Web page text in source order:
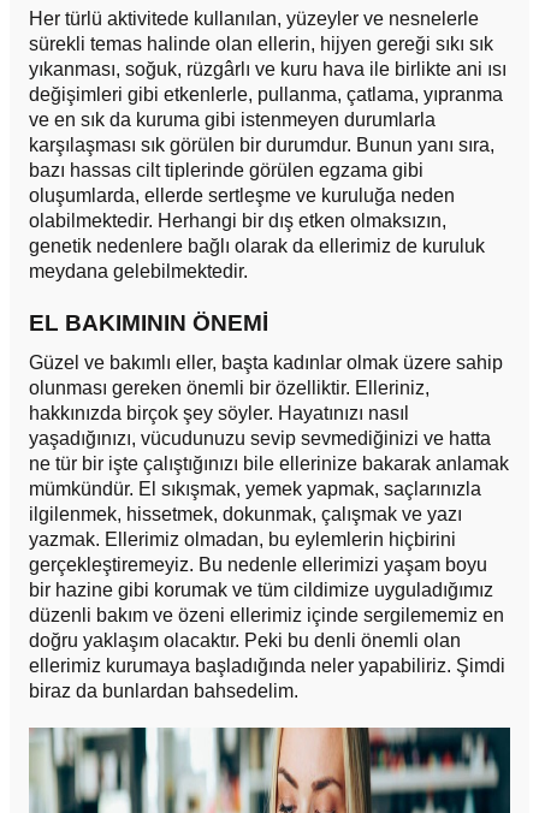
Her türlü aktivitede kullanılan, yüzeyler ve nesnelerle
sürekli temas halinde olan ellerin, hijyen gereği sıkı sık
yıkanması, soğuk, rüzgârlı ve kuru hava ile birlikte ani ısı
değişimleri gibi etkenlerle, pullanma, çatlama, yıpranma
ve en sık da kuruma gibi istenmeyen durumlarla
karşılaşması sık görülen bir durumdur. Bunun yanı sıra,
bazı hassas cilt tiplerinde görülen egzama gibi
oluşumlarda, ellerde sertleşme ve kuruluğa neden
olabilmektedir. Herhangi bir dış etken olmaksızın,
genetik nedenlere bağlı olarak da ellerimiz de kuruluk
meydana gelebilmektedir.
EL BAKIMININ ÖNEMİ
Güzel ve bakımlı eller, başta kadınlar olmak üzere sahip
olunması gereken önemli bir özelliktir. Elleriniz,
hakkınızda birçok şey söyler. Hayatınızı nasıl
yaşadığınızı, vücudunuzu sevip sevmediğinizi ve hatta
ne tür bir işte çalıştığınızı bile ellerinize bakarak anlamak
mümkündür. El sıkışmak, yemek yapmak, saçlarınızla
ilgilenmek, hissetmek, dokunmak, çalışmak ve yazı
yazmak. Ellerimiz olmadan, bu eylemlerin hiçbirini
gerçekleştiremeyiz. Bu nedenle ellerimizi yaşam boyu
bir hazine gibi korumak ve tüm cildimize uyguladığımız
düzenli bakım ve özeni ellerimiz içinde sergilememiz en
doğru yaklaşım olacaktır. Peki bu denli önemli olan
ellerimiz kurumaya başladığında neler yapabiliriz. Şimdi
biraz da bunlardan bahsedelim.